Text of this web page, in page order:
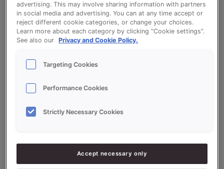
advertising. This may involve sharing information with partners
in social media and advertising. You can at any time accept or
reject different cookie categories, or change your choices.
Learn more about each category by clicking “Cookie settings”.
See also our
Privacy and Cookie Policy.
Targeting Cookies
Performance Cookies
Strictly Necessary Cookies
Accept necessary only